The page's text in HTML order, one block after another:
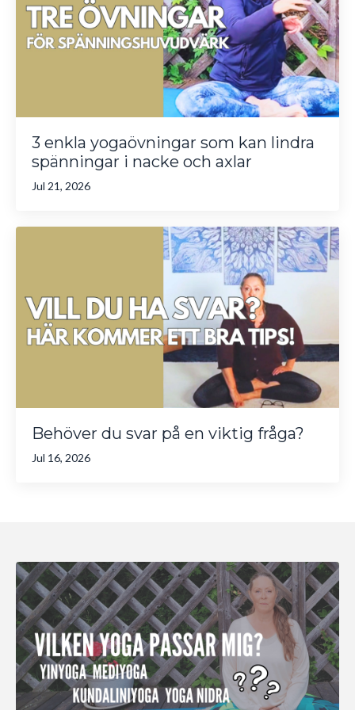
3 enkla yogaövningar som kan lindra
spänningar i nacke och axlar
Jul 21, 2026
Behöver du svar på en viktig fråga?
Jul 16, 2026